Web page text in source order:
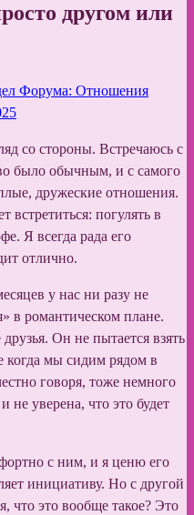
другом или
Форума: Отношения
со стороны. Встречаюсь с
было обычным, и с самого
дружеские отношения.
встретиться: погулять в
Я всегда рада его
отлично.
у нас ни разу не
в романтическом плане.
Он не пытается взять
когда мы сидим рядом в
говоря, тоже немного
не уверена, что это будет
с ним, и я ценю его
инициативу. Но с другой
что это вообще такое? Это